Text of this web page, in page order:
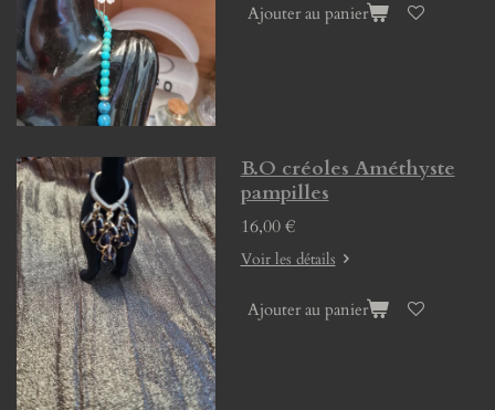
Ajouter au panier
B.O créoles Améthyste
pampilles
16,00 €
Voir les détails
Ajouter au panier